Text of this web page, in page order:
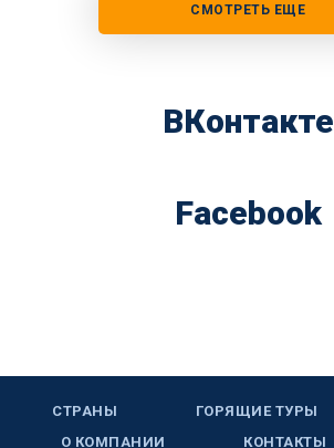
СМОТРЕТЬ ЕЩЕ
ВКонтакте
Facebook
СТРАНЫ ГОРЯЩИЕ ТУРЫ
О КОМПАНИИ
КОНТАКТЫ